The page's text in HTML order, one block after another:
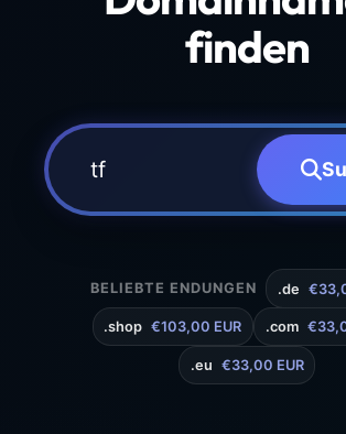
finden
BELIEBTE ENDUNGEN .de
.shop €103,00 EUR .com
.eu €33,00 EUR